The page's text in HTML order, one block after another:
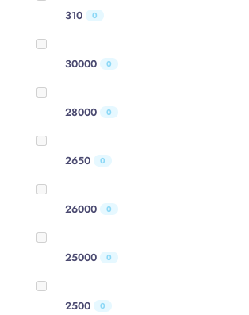
310 0
30000 0
28000 0
2650 0
26000 0
25000 0
2500 0